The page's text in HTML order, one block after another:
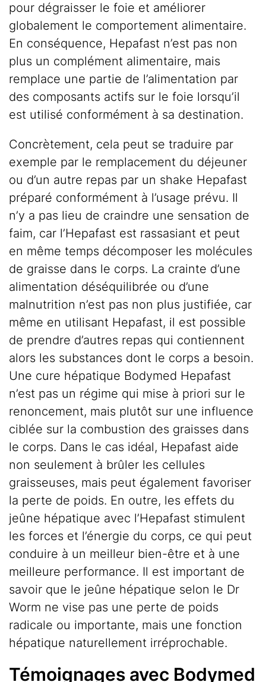
pour dégraisser le foie et améliorer
globalement le comportement alimentaire.
En conséquence, Hepafast n’est pas non
plus un complément alimentaire, mais
remplace une partie de l’alimentation par
des composants actifs sur le foie lorsqu’il
est utilisé conformément à sa destination.
Concrètement, cela peut se traduire par
exemple par le remplacement du déjeuner
ou d’un autre repas par un shake Hepafast
préparé conformément à l’usage prévu. Il
n’y a pas lieu de craindre une sensation de
faim, car l’Hepafast est rassasiant et peut
en même temps décomposer les molécules
de graisse dans le corps. La crainte d’une
alimentation déséquilibrée ou d’une
malnutrition n’est pas non plus justifiée, car
même en utilisant Hepafast, il est possible
de prendre d’autres repas qui contiennent
alors les substances dont le corps a besoin.
Une cure hépatique Bodymed Hepafast
n’est pas un régime qui mise à priori sur le
renoncement, mais plutôt sur une influence
ciblée sur la combustion des graisses dans
le corps. Dans le cas idéal, Hepafast aide
non seulement à brûler les cellules
graisseuses, mais peut également favoriser
la perte de poids. En outre, les effets du
jeûne hépatique avec l’Hepafast stimulent
les forces et l’énergie du corps, ce qui peut
conduire à un meilleur bien-être et à une
meilleure performance. Il est important de
savoir que le jeûne hépatique selon le Dr
Worm ne vise pas une perte de poids
radicale ou importante, mais une fonction
hépatique naturellement irréprochable.
Témoignages avec Bodymed